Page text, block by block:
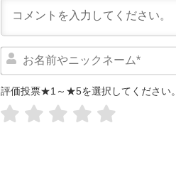
評価投票★1～★5を選択してください。